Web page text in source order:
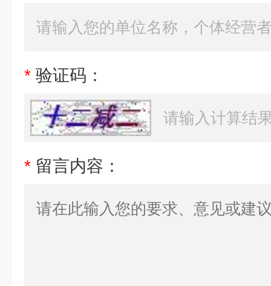
* 验证码：
* 留言内容：